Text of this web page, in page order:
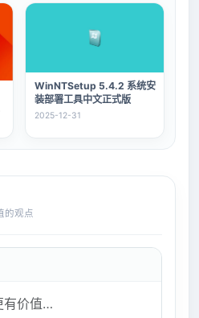
WinNTSetup 5.4.2 系统安
装部署工具中文正式版
2025-12-31
的观点